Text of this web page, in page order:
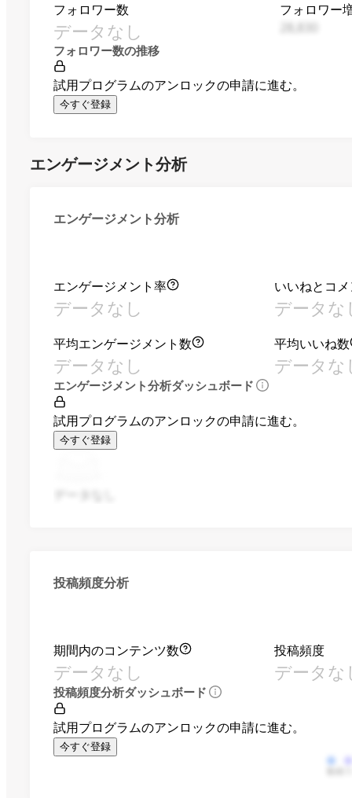
フォロワー数
データなし
フォロワー
フォロワー数の推移
試用プログラムのアンロックの申請に進む。
今すぐ登録
エンゲージメント分析
エンゲージメント分析
エンゲージメント率
データなし
いいねとコ
データな
平均エンゲージメント数
データなし
平均いいね数
データな
エンゲージメント分析ダッシュボード
試用プログラムのアンロックの申請に進む。
今すぐ登録
投稿頻度分析
期間内のコンテンツ数
データなし
投稿頻度
データな
投稿頻度分析ダッシュボード
試用プログラムのアンロックの申請に進む。
今すぐ登録